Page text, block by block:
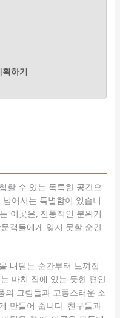
하기
할 수 있는 독특한 공간으
어서는 특별함이 있습니
이곳은, 전통적인 분위기
객들에게 잊지 못할 순간
내딛는 순간부터 느껴집
마치 집에 있는 듯한 편안
의 그림들과 고풍스러운 소
만들어 줍니다. 친구들과